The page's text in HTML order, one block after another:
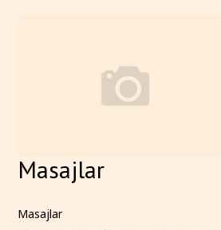
Masajlar
Masajlar